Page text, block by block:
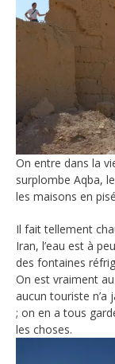
On entre dans la
surplombe Aqba,
les maisons en
Il fait tellement
Iran, l’eau est à
des fontaines
On est vraiment
aucun touriste
; on en a tous
les choses.